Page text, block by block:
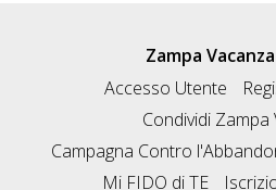
Zampa
Accesso Utente
Condividi Zampa
Campagna Contro
Mi FIDO di TE